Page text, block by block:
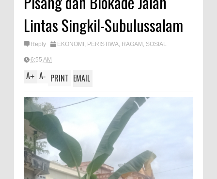
Lintas Singkil-Subulussalam
Reply EKONOMI , PERISTIWA, RAGAM , SOSIAL
6:55 AM
A+ A- PRINT EMAIL